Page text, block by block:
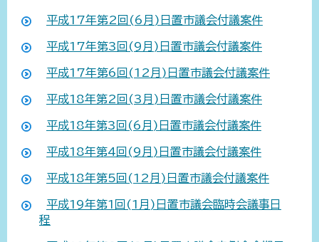
平成17年第2回(6月)日置市議会付議案件
平成17年第3回(9月)日置市議会付議案件
平成17年第6回(12月)日置市議会付議案件
平成18年第2回(3月)日置市議会付議案件
平成18年第3回(6月)日置市議会付議案件
平成18年第4回(9月)日置市議会付議案件
平成18年第5回(12月)日置市議会付議案件
平成19年第1回(1月)日置市議会臨時会議事日
程